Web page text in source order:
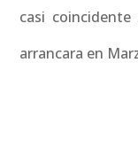
casi
arrancara en